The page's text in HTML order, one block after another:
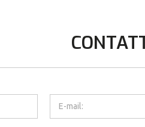
E-mail: